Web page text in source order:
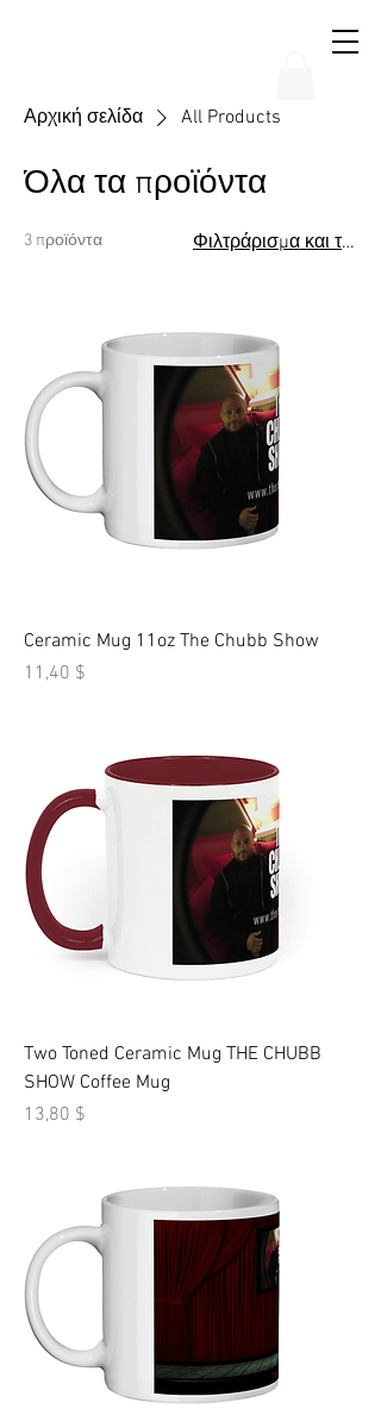
Αρχική σελίδα All Products
Όλα τα προϊόντα
3 προϊόντα Φιλτράρισμα και
Ceramic Mug 11oz The Chubb Show
Τιμή
11,40 $
Two Toned Ceramic Mug THE CHUBB
SHOW Coffee Mug
Τιμή
13,80 $